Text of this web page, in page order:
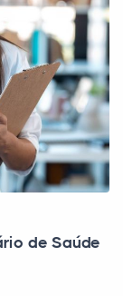
de Saúde